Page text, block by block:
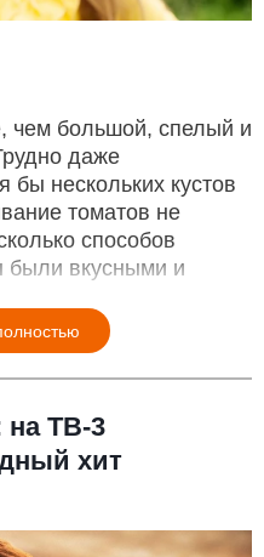
чем большой, спелый и
даже
бы нескольких кустов
томатов не
способов
были вкусными и
на ТВ-3
хит